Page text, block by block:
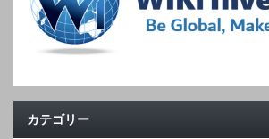
カテゴリー